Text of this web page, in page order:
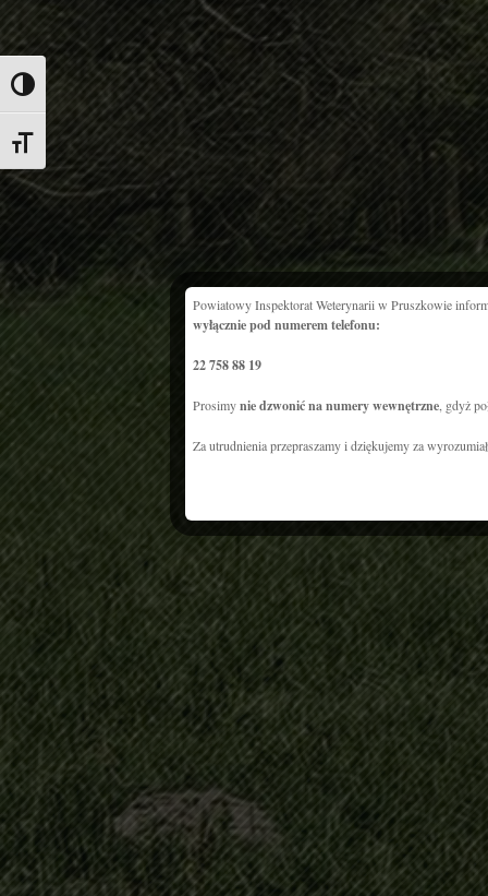
Przełącz wysoki kontrast
Zmień rozmiar czcionek
Powiatowy Inspektorat Weterynarii w Pruszkowie
wyłącznie pod numerem telefonu:
22 758 88 19
Prosimynie dzwonić na numery wewnętrzne , gdyż
Za utrudnienia przepraszamy i dziękujemy za